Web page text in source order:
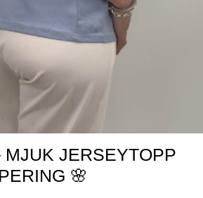
MJUK JERSEYTOPP
🌸